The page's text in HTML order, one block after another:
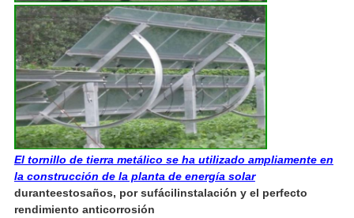
El tornillo de tierra metálico se ha utilizado ampliamente en
la construcción de la planta de energía solar
duranteestosaños, por sufácilinstalación y el perfecto
rendimiento anticorrosión